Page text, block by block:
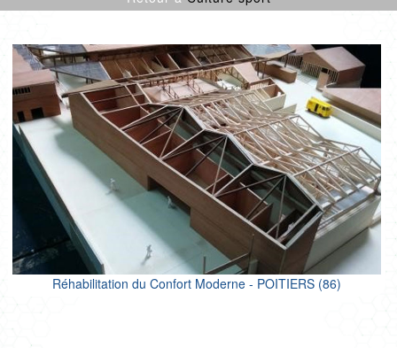
CULTURE SPORT
ENFANCE
LOGEMENTS
ENR
NEUF
PROJETS CERTIFIÉS
RÉNOVATION
SANTÉ
TERTIAIRE
Réhabilitation du Confort Moderne - POITIERS (86)